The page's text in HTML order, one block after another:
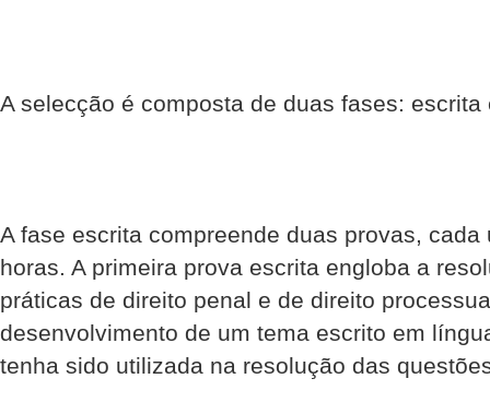
A selecção é composta de duas fases: escrita
A fase escrita compreende duas provas,
horas. A primeira prova escrita engloba a
práticas de direito penal e de direito
desenvolvimento de um tema escrito em
tenha sido utilizada na resolução das